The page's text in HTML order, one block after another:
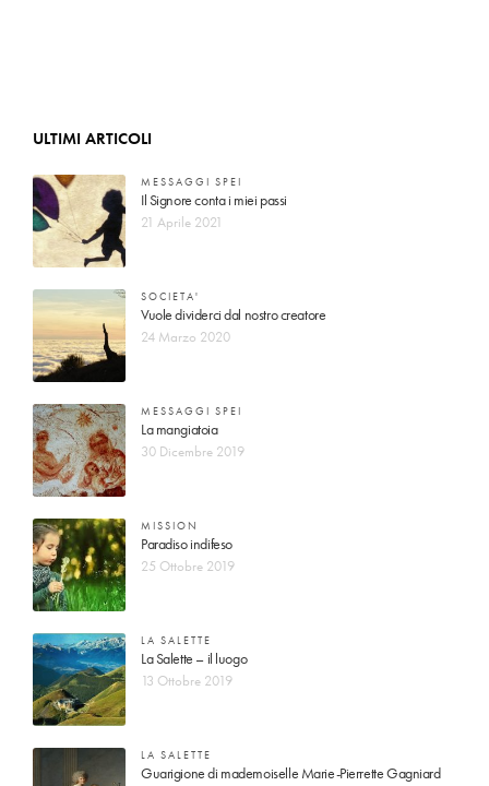
ULTIMI ARTICOLI
MESSAGGI SPEI
Il Signore conta i miei passi
21 Aprile 2021
SOCIETA'
Vuole dividerci dal nostro creatore
24 Marzo 2020
MESSAGGI SPEI
La mangiatoia
30 Dicembre 2019
MISSION
Paradiso indifeso
25 Ottobre 2019
LA SALETTE
La Salette – il luogo
13 Ottobre 2019
LA SALETTE
Guarigione di mademoiselle Marie-Pierrette Gagniard